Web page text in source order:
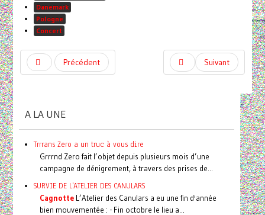
Danemark
Pologne
Concert
Précédent Suivant
A LA UNE
Trrrans Zero a un truc à vous dire
Grrrnd Zero fait l’objet depuis plusieurs mois d’une
campagne de dénigrement, à travers des prises de...
SURVIE DE L'ATELIER DES CANULARS
CagnotteL’Atelier des Canulars a eu une fin d'année
bien mouvementée : - Fin octobre le lieu a...